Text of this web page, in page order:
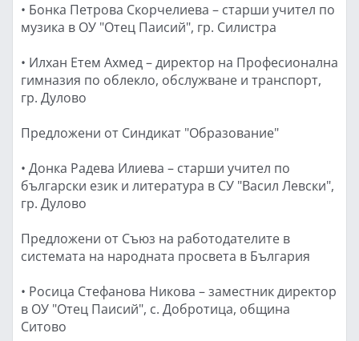
• Бонка Петрова Скорчелиева – старши учител по
музика в ОУ "Отец Паисий", гр. Силистра
• Илхан Етем Ахмед – директор на Професионална
гимназия по облекло, обслужване и транспорт,
гр. Дулово
Предложени от Синдикат "Образование"
• Донка Радева Илиева – старши учител по
български език и литература в СУ "Васил Левски",
гр. Дулово
Предложени от Съюз на работодателите в
системата на народната просвета в България
• Росица Стефанова Никова – заместник директор
в ОУ "Отец Паисий", с. Добротица, община
Ситово